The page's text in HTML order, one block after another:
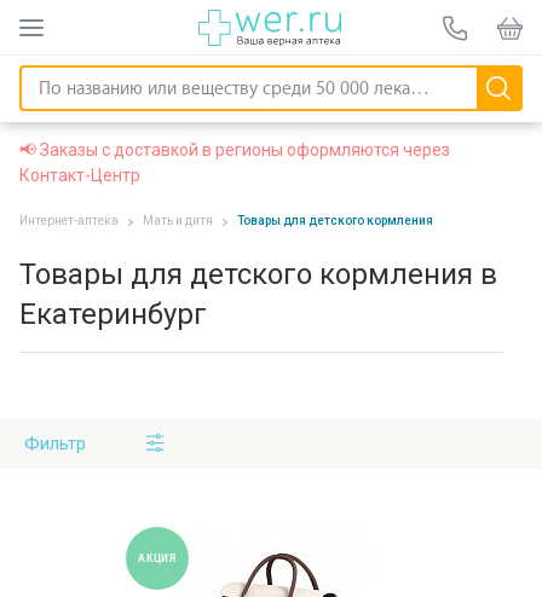
📢 Заказы с доставкой в регионы оформляются через
Контакт-Центр
Интернет-аптека Мать и дитя Товары для детского кормления
Товары для детского кормления в
Екатеринбург
Фильтр
АКЦИЯ